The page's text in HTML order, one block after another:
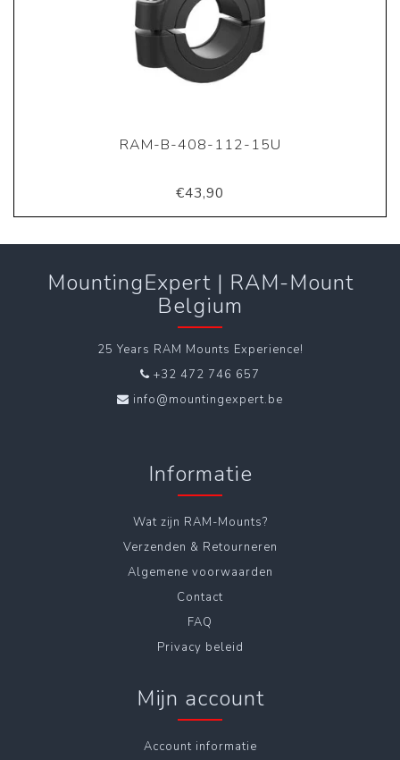
RAM-B-408-112-15U
€43,90
MountingExpert | RAM-Mount
Belgium
25 Years RAM Mounts Experience!
+32 472 746 657
info@mountingexpert.be
Informatie
Wat zijn RAM-Mounts?
Verzenden & Retourneren
Algemene voorwaarden
Contact
FAQ
Privacy beleid
Mijn account
Account informatie